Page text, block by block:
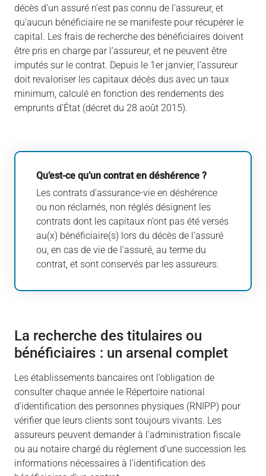
décès d’un assuré n’est pas connu de l’assureur, et
qu’aucun bénéficiaire ne se manifeste pour récupérer le
capital. Les frais de recherche des bénéficiaires doivent
être pris en charge par l’assureur, et ne peuvent être
imputés sur le contrat. Depuis le 1er janvier, l’assureur
doit revaloriser les capitaux décès dus avec un taux
minimum, calculé en fonction des rendements des
emprunts d’État (décret du 28 août 2015).
Qu’est-ce qu’un contrat en déshérence ?
Les contrats d’assurance-vie en déshérence
ou non réclamés, non réglés désignent les
contrats dont les capitaux n’ont pas été versés
au(x) bénéficiaire(s) lors du décès de l’assuré
ou, en cas de vie de l’assuré, au terme du
contrat, et sont conservés par les assureurs.
La recherche des titulaires ou
bénéficiaires : un arsenal complet
Les établissements bancaires ont l’obligation de
consulter chaque année le Répertoire national
d’identification des personnes physiques (RNIPP) pour
vérifier que leurs clients sont toujours vivants. Les
assureurs peuvent demander à l’administration fiscale
ou au notaire chargé du règlement d’une succession les
informations nécessaires à l’identification des